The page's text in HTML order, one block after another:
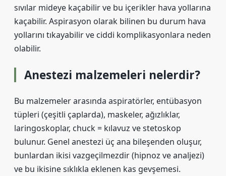
sıvılar mideye kaçabilir ve bu içerikler hava yollarına
kaçabilir. Aspirasyon olarak bilinen bu durum hava
yollarını tıkayabilir ve ciddi komplikasyonlara neden
olabilir.
Anestezi malzemeleri nelerdir?
Bu malzemeler arasında aspiratörler, entübasyon
tüpleri (çeşitli çaplarda), maskeler, ağızlıklar,
laringoskoplar, chuck = kılavuz ve stetoskop
bulunur. Genel anestezi üç ana bileşenden oluşur,
bunlardan ikisi vazgeçilmezdir (hipnoz ve analjezi)
ve bu ikisine sıklıkla eklenen kas gevşemesi.